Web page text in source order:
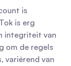
is
is erg
integriteit van
om de regels
variërend van